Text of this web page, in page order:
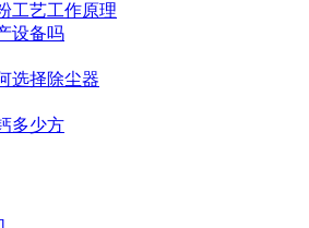
工艺工作原理
设备吗
选择除尘器
多少方